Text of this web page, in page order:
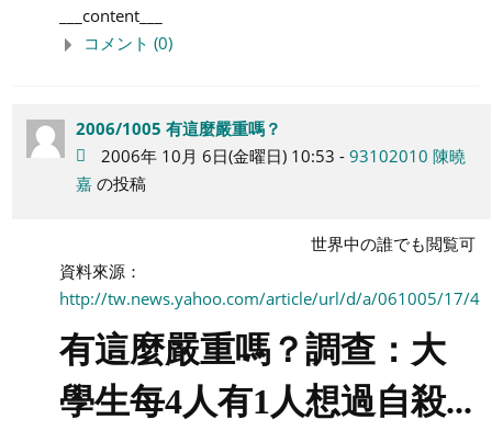
___content___
コメント (0)
2006/1005 有這麼嚴重嗎？
2006年 10月 6日(金曜日) 10:53 - 93102010 陳曉
嘉 の投稿
世界中の誰でも閲覧可
資料來源：
http://tw.news.yahoo.com/article/url/d/a/061005/17/
有這麼嚴重嗎？調查：大
學生每4人有1人想過自殺...